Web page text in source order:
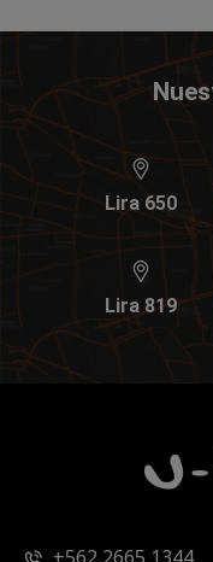
Lira 650
Lira 819